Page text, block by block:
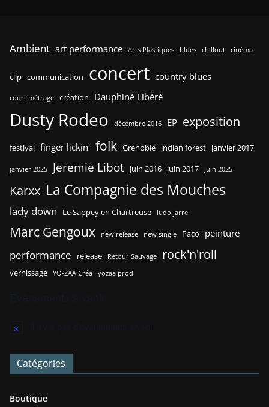
Ambient art performance Arts Plastiques blues chillout cinéma
clip communication concert country blues
court métrage création Dauphiné Libéré
Dusty Rodeo décembre 2016 EP exposition
festival finger lickin' folk Grenoble indian forest janvier 2017
janvier 2025 Jeremie Libot juin 2016 juin 2017 Juin 2025
Karxx La Compagnie des Mouches
lady down Le Sappey en Chartreuse ludo jarre
Marc Gengoux new release new single Paco peinture
performance release Retour Sauvage rock'n'roll
vernissage YO-ZAA Créa yozaa prod
N
t
c
Catégories
Boutique